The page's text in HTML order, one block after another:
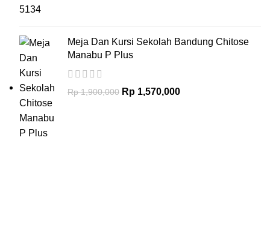
Meja Dan Kursi Sekolah Bandung Chitose
Manabu P Plus
Rp1,900,000 Rp 1,570,000